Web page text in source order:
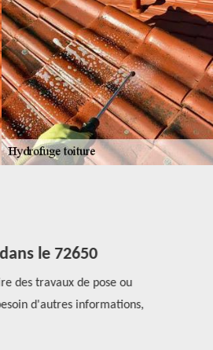
le 72650
des travaux de pose ou
d'autres informations,